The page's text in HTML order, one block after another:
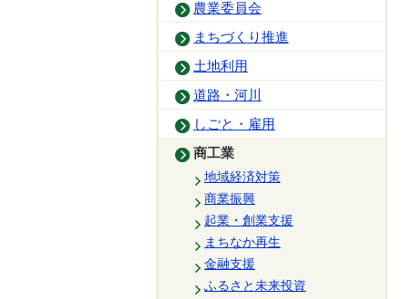
農業委員会
まちづくり推進
土地利用
道路・河川
しごと・雇用
商工業
地域経済対策
商業振興
起業・創業支援
まちなか再生
金融支援
ふるさと未来投資